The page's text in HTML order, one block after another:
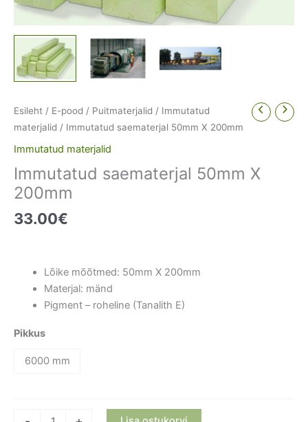
Esileht / E-pood / Puitmaterjalid / Immutatud
materjalid / Immutatud saematerjal 50mm X 200mm
Immutatud materjalid
Immutatud saematerjal 50mm X
200mm
33.00€
Lõike mõõtmed: 50mm X 200mm
Materjal: mänd
Pigment – roheline (Tanalith E)
Pikkus
6000 mm
Immutatud